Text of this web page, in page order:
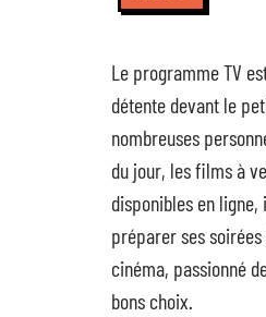
Le programme TV
détente devant le
nombreuses
du jour, les films à
disponibles en
préparer ses soirées
cinéma, passionné
bons choix.